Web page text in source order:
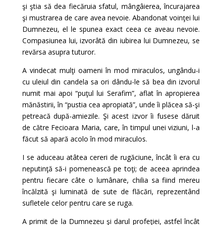
şi ştia să dea fiecăruia sfatul, mângâierea, încurajarea
şi mustrarea de care avea nevoie. Abandonat voinţei lui
Dumnezeu, el le spunea exact ceea ce aveau nevoie.
Compasiunea lui, izvorâtă din iubirea lui Dumnezeu, se
revărsa asupra tuturor.
A vindecat mulţi oameni în mod miraculos, ungându-i
cu uleiul din candela sa ori dându-le să bea din izvorul
numit mai apoi “puţul lui Serafim”, aflat în apropierea
mănăstirii, în “pustia cea apropiată”, unde îi plăcea să-şi
petreacă după-amiezile. Şi acest izvor îi fusese dăruit
de către Fecioara Maria, care, în timpul unei viziuni, l-a
făcut să apară acolo în mod miraculos.
I se aduceau atâtea cereri de rugăciune, încât îi era cu
neputinţă să-i pomenească pe toţi; de aceea aprindea
pentru fiecare câte o lumânare, chilia sa fiind mereu
încălzită şi luminată de sute de flăcări, reprezentând
sufletele celor pentru care se ruga.
A primit de la Dumnezeu şi darul profeţiei, astfel încât